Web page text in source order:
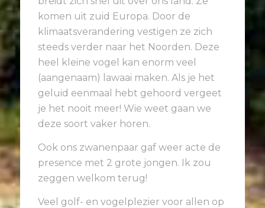
komen uit zuid Europa. Door de
klimaatsverandering vestigen ze zich
steeds verder naar het Noorden. Deze
heel kleine vogel kan enorm veel
(aangenaam) lawaai maken. Als je het
geluid eenmaal hebt gehoord vergeet
je het nooit meer! Wie weet gaan we
deze soort vaker horen.
Ook ons zwanenpaar gaf weer acte de
presence met 2 grote jongen. Ik zou
zeggen welkom terug!
Veel golf- en vogelplezier voor allen op